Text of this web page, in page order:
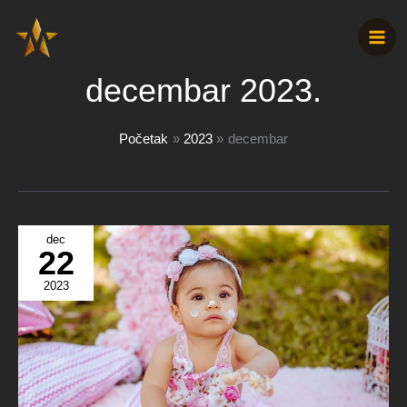
sadržaj
decembar 2023.
Početak 2023 decembar
dec
22
2023